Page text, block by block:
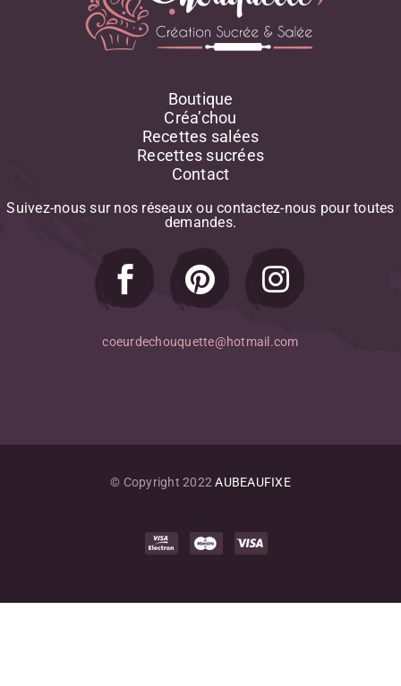
Boutique
Créa’chou
Recettes salées
Recettes sucrées
Contact
Suivez-nous sur nos réseaux ou contactez-nous pour toutes
demandes.
coeurdechouquette@hotmail.com
© Copyright 2022 AUBEAUFIXE